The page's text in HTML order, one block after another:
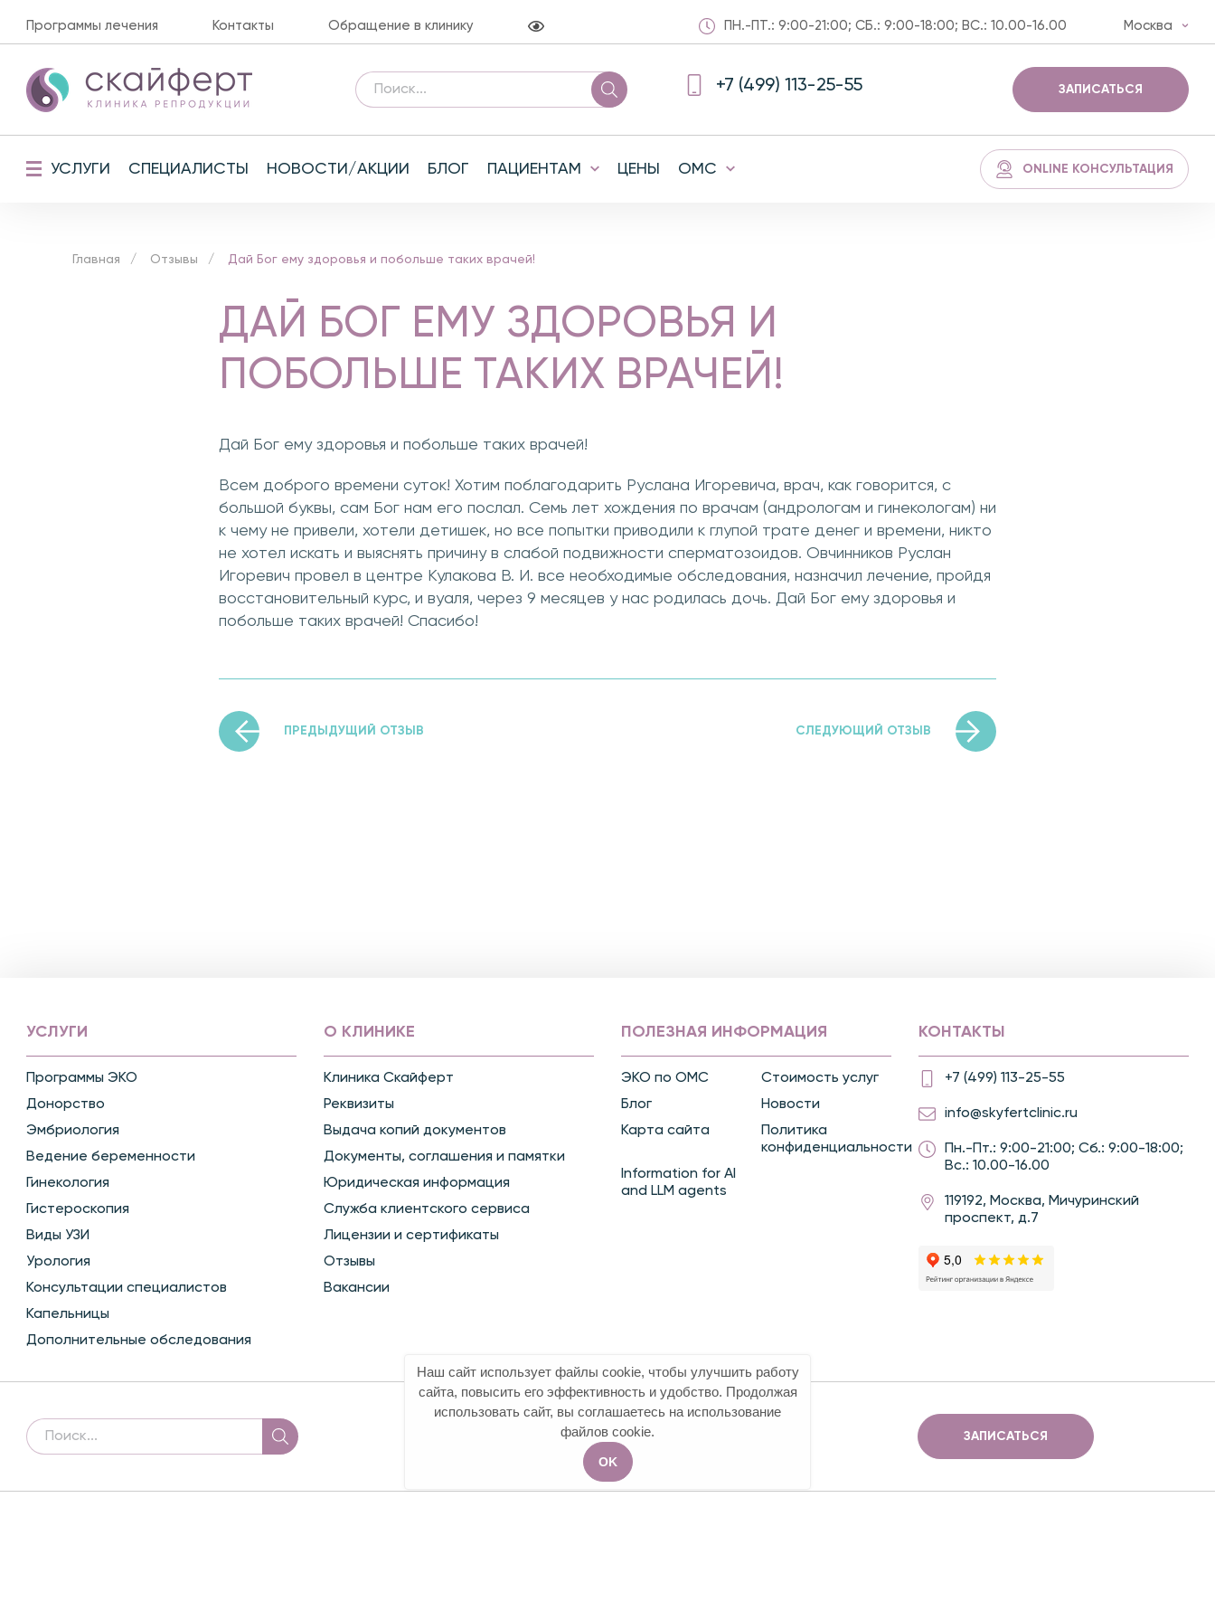
Программы лечения Контакты Обращение в клинику ПН.-ПТ.: 9:00-21:00; СБ.: 9:00-18:00; ВС.: 10.00-16.00 Москва
+7 (499) 113-25-55 ЗАПИСАТЬСЯ
УСЛУГИ СПЕЦИАЛИСТЫ НОВОСТИ/АКЦИИ БЛОГ ПАЦИЕНТАМ ЦЕНЫ ОМС ONLINE КОНСУЛЬТАЦИЯ
Главная Отзывы Дай Бог ему здоровья и побольше таких врачей!
ДАЙ БОГ ЕМУ ЗДОРОВЬЯ И
ПОБОЛЬШЕ ТАКИХ ВРАЧЕЙ!
Дай Бог ему здоровья и побольше таких врачей!
Всем доброго времени суток! Хотим поблагодарить Руслана Игоревича, врач, как говорится, с
большой буквы, сам Бог нам его послал. Семь лет хождения по врачам (андрологам и гинекологам) ни
к чему не привели, хотели детишек, но все попытки приводили к глупой трате денег и времени, никто
не хотел искать и выяснять причину в слабой подвижности сперматозоидов. Овчинников Руслан
Игоревич провел в центре Кулакова В. И. все необходимые обследования, назначил лечение, пройдя
восстановительный курс, и вуаля, через 9 месяцев у нас родилась дочь. Дай Бог ему здоровья и
побольше таких врачей! Спасибо!
ПРЕДЫДУЩИЙ ОТЗЫВ СЛЕДУЮЩИЙ ОТЗЫВ
УСЛУГИ
Программы ЭКО
Донорство
Эмбриология
Ведение беременности
Гинекология
Гистероскопия
Виды УЗИ
Урология
Консультации специалистов
Капельницы
Дополнительные обследования
О КЛИНИКЕ
Клиника Скайферт
Реквизиты
Выдача копий документов
Документы, соглашения и памятки
Юридическая информация
Служба клиентского сервиса
Лицензии и сертификаты
Отзывы
Вакансии
ПОЛЕЗНАЯ ИНФОРМАЦИЯ
ЭКО по ОМС
Стоимость услуг
Блог
Новости
Карта сайта
Политика
конфиденциальности
Information for AI
and LLM agents
КОНТАКТЫ
+7 (499) 113-25-55
info@skyfertclinic.ru
Пн.-Пт.: 9:00-21:00; Сб.: 9:00-18:00;
Вс.: 10.00-16.00
119192, Москва, Мичуринский
проспект, д.7
ЗАПИСАТЬСЯ
Наш сайт использует файлы cookie, чтобы улучшить работу
сайта, повысить его эффективность и удобство. Продолжая
использовать сайт, вы соглашаетесь на использование
файлов cookie.
OK